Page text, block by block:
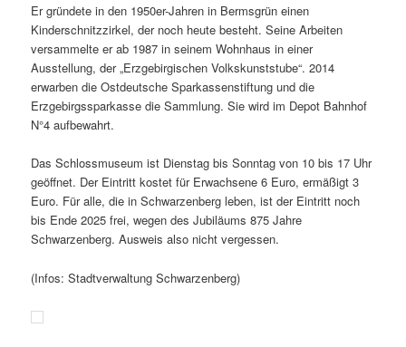
Er grün­dete in den 1950er-Jahren in Bermsgrün einen
Kinderschnitzzirkel, der noch heute besteht. Seine Arbeiten
versam­melte er ab 1987 in seinem Wohnhaus in einer
Ausstellung, der „Erzgebirgischen Volkskunststube“. 2014
erwarben die Ostdeutsche Sparkassenstiftung und die
Erzgebirgssparkasse die Sammlung. Sie wird im Depot Bahnhof
N°4 aufbewahrt.
Das Schlossmuseum ist Dienstag bis Sonntag von 10 bis 17 Uhr
geöffnet. Der Eintritt kostet für Erwachsene 6 Euro, ermä­ßigt 3
Euro. Für alle, die in Schwarzenberg leben, ist der Eintritt noch
bis Ende 2025 frei, wegen des Jubiläums 875 Jahre
Schwarzenberg. Ausweis also nicht vergessen.
(Infos: Stadtverwaltung Schwarzenberg)